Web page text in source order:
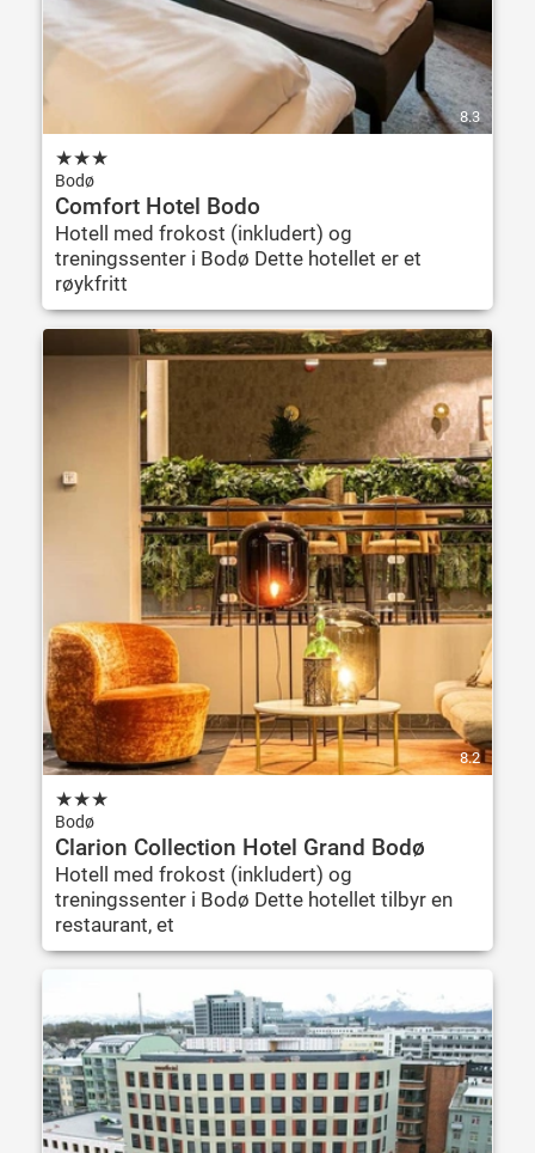
8.3
★★★
Bodø
Comfort Hotel Bodo
Hotell med frokost (inkludert) og
treningssenter i Bodø Dette hotellet er et
røykfritt
8.2
★★★
Bodø
Clarion Collection Hotel Grand Bodø
Hotell med frokost (inkludert) og
treningssenter i Bodø Dette hotellet tilbyr en
restaurant, et